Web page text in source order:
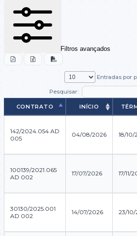
Filtros avançados
Entradas por
Pesquisar:
CONTRATO INÍCIO
CONTRATO
INÍCIO
142/2024.054 AD
005
04/08/2026 18/10/
100139/2021.065
AD 002
17/07/2026 17/11/
30130/2025.001
AD 002
14/07/2026 23/